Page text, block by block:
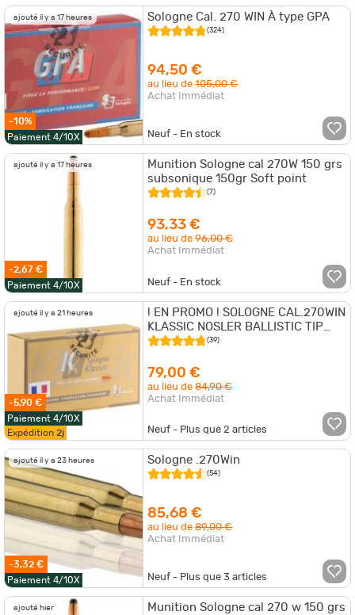
ajouté il y a 17 heures
-10%
Paiement 4/10X
Sologne Cal. 270 WIN À type GPA
(324)
94,50 €
au lieu de105,00 €
Achat Immédiat
Neuf - En stock
ajouté il y a 17 heures
-2,67 €
Paiement 4/10X
Munition Sologne cal 270W 150 grs
subsonique 150gr Soft point
(7)
93,33 €
au lieu de96,00 €
Achat Immédiat
Neuf - En stock
ajouté il y a 21 heures
-5,90 €
Paiement 4/10X
Expédition 2j
! EN PROMO ! SOLOGNE CAL.270WIN
KLASSIC NOSLER BALLISTIC TIP
150GR 9.7G PAR 20
(39)
79,00 €
au lieu de84,90 €
Achat Immédiat
Neuf - Plus que2 articles
ajouté il y a 23 heures
-3,32 €
Paiement 4/10X
Sologne .270Win
(54)
85,68 €
au lieu de89,00 €
Achat Immédiat
Neuf - Plus que3 articles
ajouté hier
Munition Sologne cal 270 w 150 grs